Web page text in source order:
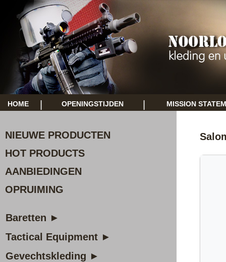
HOME OPENINGSTIJDEN MISSION
NIEUWE PRODUCTEN
HOT PRODUCTS
AANBIEDINGEN
OPRUIMING
Baretten ►
Tactical Equipment ►
Gevechtskleding ►